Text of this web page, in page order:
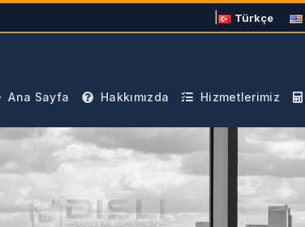
Türkçe
Ana Sayfa Hakkımızda Hizmetlerimiz